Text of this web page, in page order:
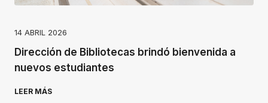
14 ABRIL 2026
Dirección de Bibliotecas brindó bienvenida a
nuevos estudiantes
LEER MÁS